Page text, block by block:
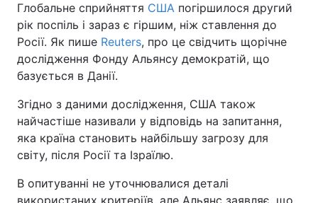
Глобальне сприйняття США погіршилося другий
рік поспіль і зараз є гіршим, ніж ставлення до
Росії. Як пише Reuters, про це свідчить щорічне
дослідження Фонду Альянсу демократій, що
базується в Данії.
Згідно з даними дослідження, США також
найчастіше називали у відповідь на запитання,
яка країна становить найбільшу загрозу для
світу, після Росії та Ізраїлю.
В опитуванні не уточнювалися деталі
використаних критеріїв, але Альянс заявляє, що